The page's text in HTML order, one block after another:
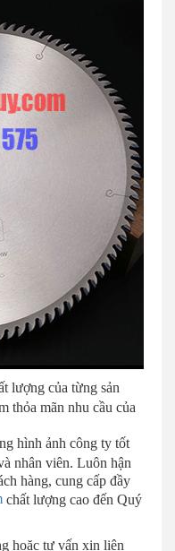
lượng của từng sản
thỏa mãn nhu cầu của
hình ảnh công ty tốt
nhân viên. Luôn hận
hàng, cung cấp đầy
chất lượng cao đến Quý
hoặc tư vấn xin liên